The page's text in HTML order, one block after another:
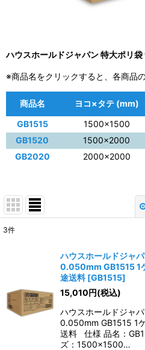
ハウスホールドジャパン 特大ポリ袋
※商品名をクリックすると、各商品
商品名 ヨコ×タテ (mm)
GB1515
1500×1500
GB1520
1500×2000
GB2020
2000×2000
絞り込
3件
ハウスホールドジャ
0.050mm GB1515 1
途送料 [GB1515]
15,010円(税込)
ハウスホールドジャ
0.050mm GB1515 1
送料 仕様 品名：
ズ：1500×1500…